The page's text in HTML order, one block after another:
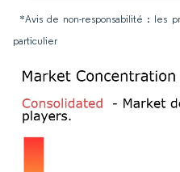
*Avis de non-responsabilité : les
particulier